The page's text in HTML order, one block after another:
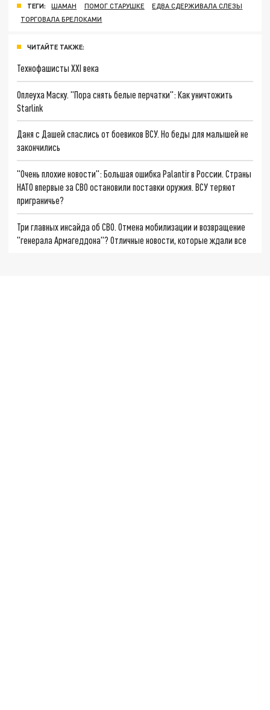
ТЕГИ: ШАМАН ПОМОГ СТАРУШКЕ
ЕДВА СДЕРЖИВАЛА СЛЕЗЫ
ТОРГОВАЛА БРЕЛОКАМИ
ЧИТАЙТЕ ТАКЖЕ:
Технофашисты XXI века
Оплеуха Маску. "Пора снять белые перчатки": Как уничтожить
Starlink
Даня с Дашей спаслись от боевиков ВСУ. Но беды для малышей не
закончились
"Очень плохие новости": Большая ошибка Palantir в России. Страны
НАТО впервые за СВО остановили поставки оружия. ВСУ теряют
приграничье?
Три главных инсайда об СВО. Отмена мобилизации и возвращение
"генерала Армагеддона"? Отличные новости, которые ждали все